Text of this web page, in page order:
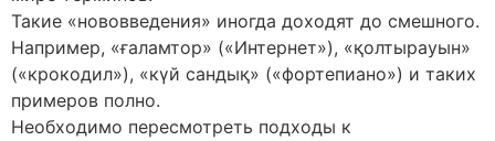
Такие «нововведения» иногда доходят до смешного.
Например, «ғаламтор» («Интернет»), «қолтырауын»
(«крокодил»), «күй сандық» («фортепиано») и таких
примеров полно.
Необходимо пересмотреть подходы к